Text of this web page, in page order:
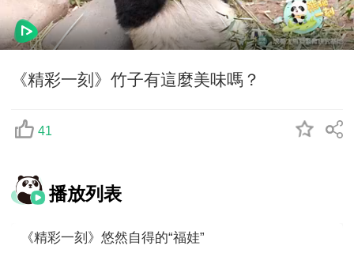
《精彩一刻》竹子有這麼美味嗎？
41
播放列表
《精彩一刻》悠然自得的“福娃”